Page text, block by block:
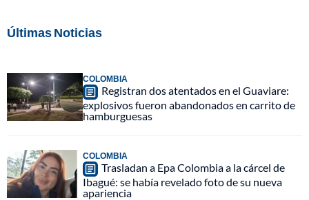
Últimas Noticias
COLOMBIA
Registran dos atentados en el Guaviare:
explosivos fueron abandonados en carrito de
hamburguesas
COLOMBIA
Trasladan a Epa Colombia a la cárcel de
Ibagué: se había revelado foto de su nueva
apariencia